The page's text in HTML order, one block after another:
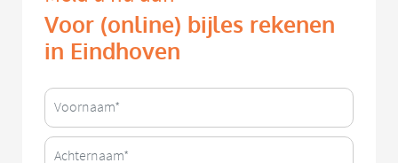
Voor (online) bijles rekenen
in Eindhoven